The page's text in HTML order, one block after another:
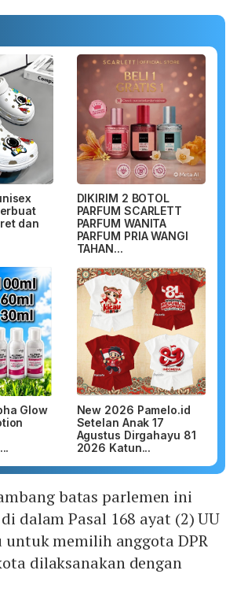
dan
DIKIRIM 2 BOTOL
PARFUM SCARLETT
PARFUM WANITA
PARFUM PRIA WANGI
TAHAN...
Glow
New 2026 Pamelo.id
Setelan Anak 17
Agustus Dirgahayu 81
2026 Katun...
batas parlemen ini
dalam Pasal 168 ayat (2) UU
memilih anggota DPR
dilaksanakan dengan